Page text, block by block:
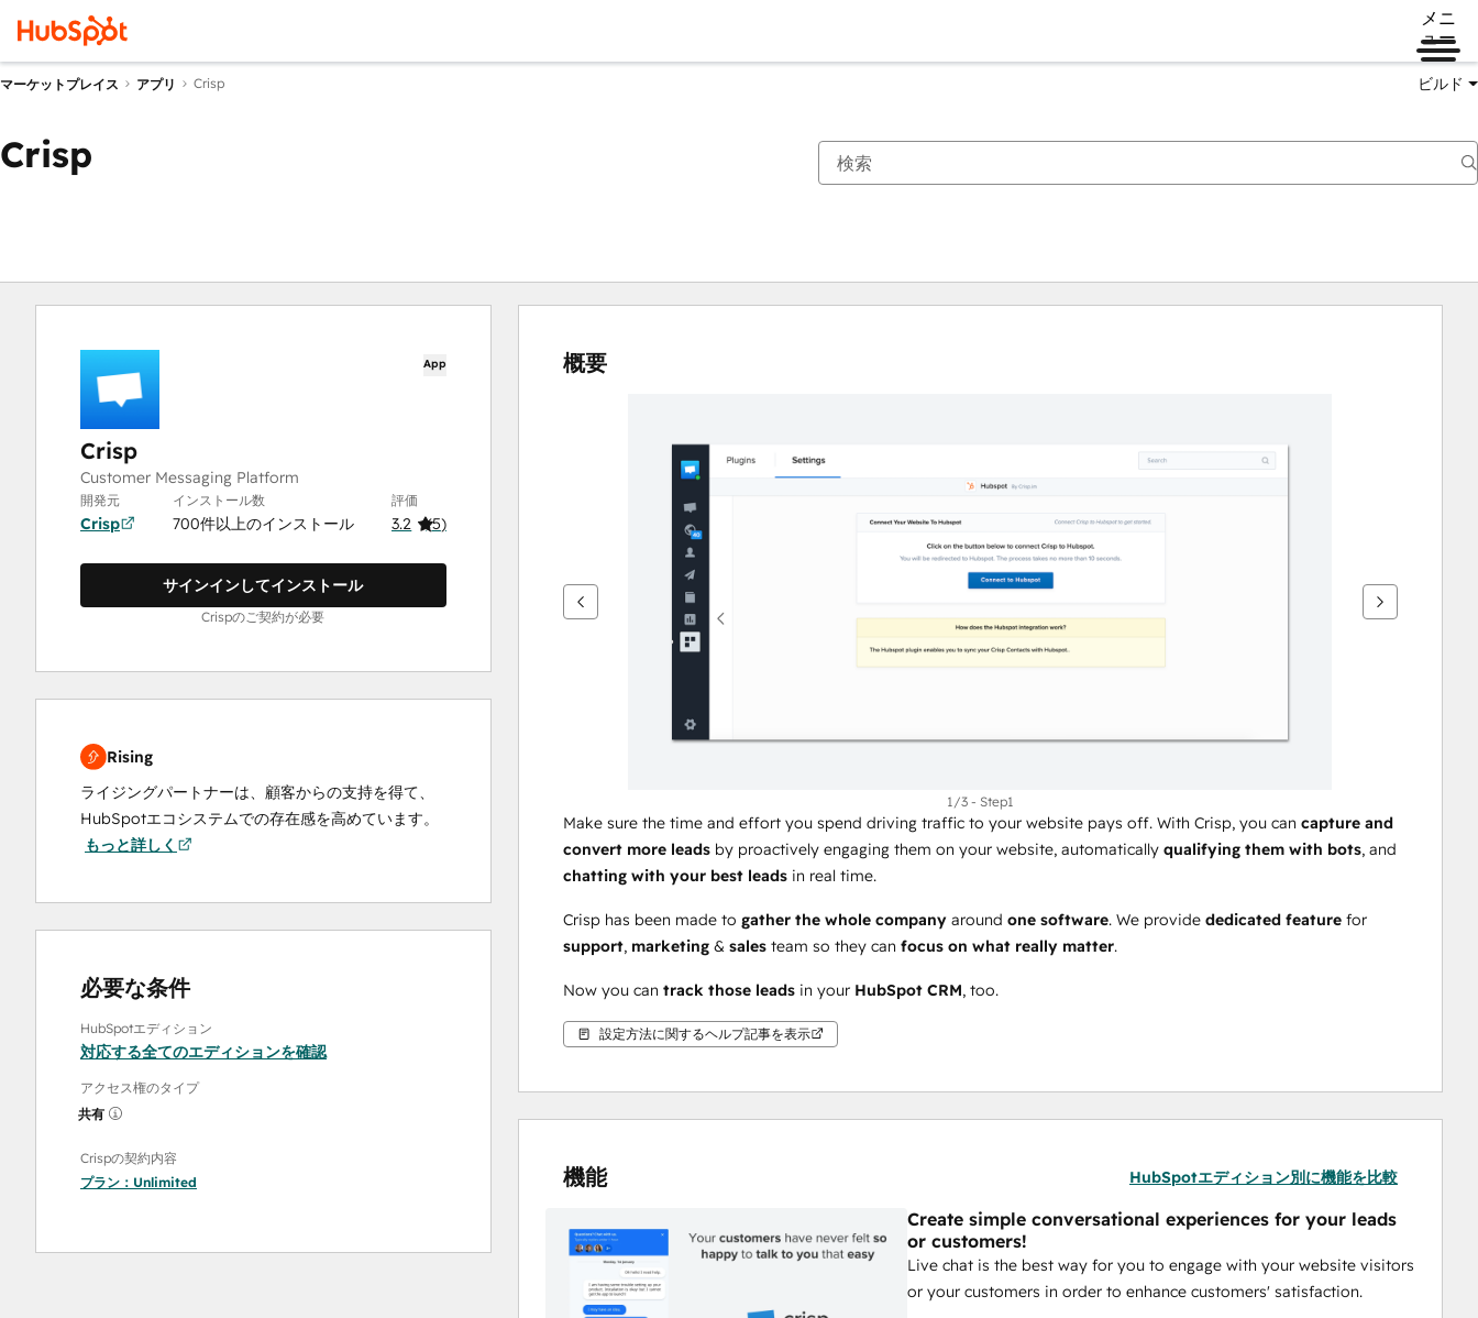
メニ
ュー
マーケットプレイス アプリ Crisp ビルド
Crisp
App
Crisp
Customer Messaging Platform
開発元
Crisp
インストール数
700件以上のインストール
評価
3.2 (5)
サインインしてインストール
Crispのご契約が必要
Rising
ライジングパートナーは、顧客からの支持を得て、
HubSpotエコシステムでの存在感を高めています。
もっと詳しく
必要な条件
HubSpotエディション
対応する全てのエディションを確認
アクセス権のタイプ
共有
Crispの契約内容
プラン： Unlimited
概要
す
る
使
用
し
1/3 - Step1
Make sure the time and effort you spend driving traffic to your website pays off. With Crisp, you can capture and
convert more leads by proactively engaging them on your website, automatically qualifying them with bots
chatting with your best leads in real time.
Crisp has been made to gather the whole company around one software. We provide dedicated feature
for
support, marketing & sales team so they can focus on what really matter.
Now you can track those leads in your HubSpot CRM, too.
設定方法に関するヘルプ記事を表示
機能 HubSpotエディション別に機能を比較
Create simple conversational experiences for your leads
or customers!
Live chat is the best way for you to engage with your website visitors
or your customers in order to enhance customers' satisfaction.